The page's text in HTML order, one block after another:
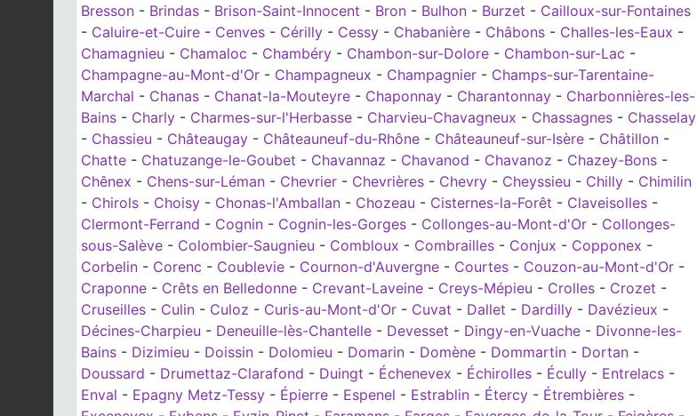
Bresson - Brindas - Brison-Saint-Innocent - Bron - Bulhon - Burzet - Cailloux-sur-Fontaines
- Caluire-et-Cuire - Cenves - Cérilly - Cessy - Chabanière - Châbons - Challes-les-Eaux -
Chamagnieu - Chamaloc - Chambéry - Chambon-sur-Dolore - Chambon-sur-Lac -
Champagne-au-Mont-d'Or - Champagneux - Champagnier - Champs-sur-Tarentaine-
Marchal - Chanas - Chanat-la-Mouteyre - Chaponnay - Charantonnay - Charbonnières-les-
Bains - Charly - Charmes-sur-l'Herbasse - Charvieu-Chavagneux - Chassagnes - Chasselay
- Chassieu - Châteaugay - Châteauneuf-du-Rhône - Châteauneuf-sur-Isère - Châtillon -
Chatte - Chatuzange-le-Goubet - Chavannaz - Chavanod - Chavanoz - Chazey-Bons -
Chênex - Chens-sur-Léman - Chevrier - Chevrières - Chevry - Cheyssieu - Chilly - Chimilin
- Chirols - Choisy - Chonas-l'Amballan - Chozeau - Cisternes-la-Forêt - Claveisolles -
Clermont-Ferrand - Cognin - Cognin-les-Gorges - Collonges-au-Mont-d'Or - Collonges-
sous-Salève - Colombier-Saugnieu - Combloux - Combrailles - Conjux - Copponex -
Corbelin - Corenc - Coublevie - Cournon-d'Auvergne - Courtes - Couzon-au-Mont-d'Or -
Craponne - Crêts en Belledonne - Crevant-Laveine - Creys-Mépieu - Crolles - Crozet -
Cruseilles - Culin - Culoz - Curis-au-Mont-d'Or - Cuvat - Dallet - Dardilly - Davézieux -
Décines-Charpieu - Deneuille-lès-Chantelle - Devesset - Dingy-en-Vuache - Divonne-les-
Bains - Dizimieu - Doissin - Dolomieu - Domarin - Domène - Dommartin - Dortan -
Doussard - Drumettaz-Clarafond - Duingt - Échenevex - Échirolles - Écully - Entrelacs -
Enval - Epagny Metz-Tessy - Épierre - Espenel - Estrablin - Étercy - Étrembières -